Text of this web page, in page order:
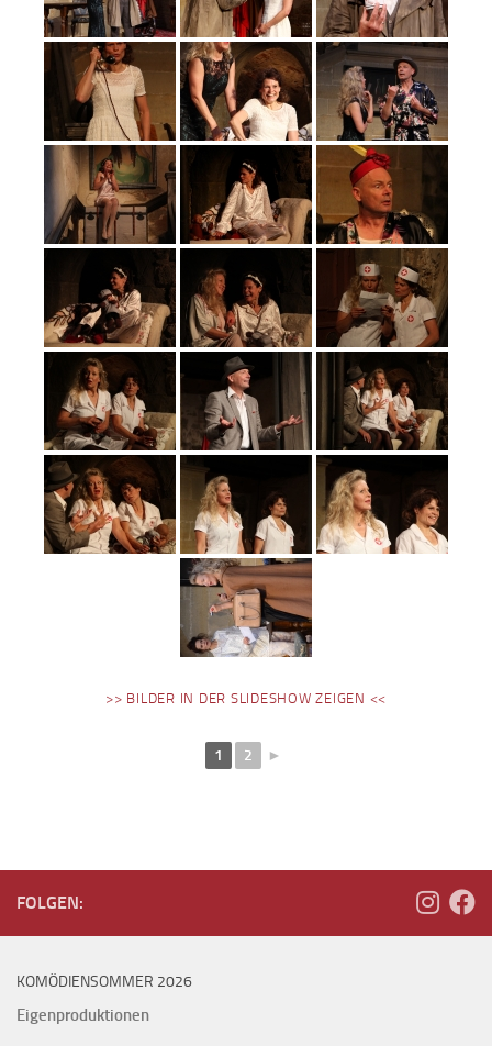
>> BILDER IN DER SLIDESHOW ZEIGEN <<
1 2 ►
FOLGEN:
KOMÖDIENSOMMER 2026
Eigenproduktionen